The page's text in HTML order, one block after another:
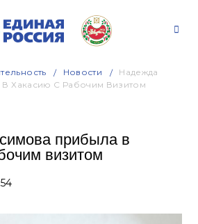
Новости
Надежда
Хакасию С Рабочим Визитом
прибыла в
визитом